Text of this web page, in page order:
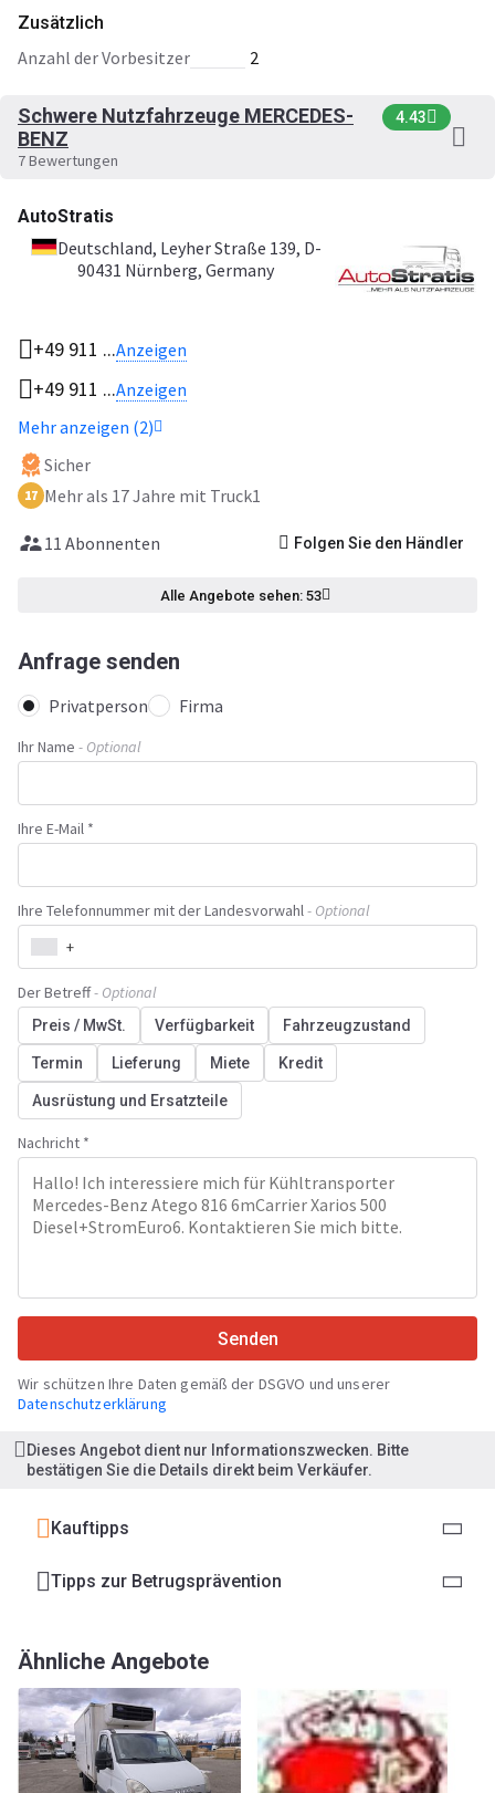
Zusätzlich
Anzahl der Vorbesitzer 2
Schwere Nutzfahrzeuge MERCEDES-
BENZ
4.43
7 Bewertungen
AutoStratis
Deutschland, Leyher Straße 139, D-
90431 Nürnberg, Germany
+49 911 ...Anzeigen
+49 911 ...Anzeigen
Mehr anzeigen (2)
Sicher
17 Mehr als 17 Jahre mit Truck1
11 Abonnenten Folgen Sie den Händler
Alle Angebote sehen: 53
Anfrage senden
Privatperson Firma
Ihr Name - Optional
Ihre E-Mail *
Ihre Telefonnummer mit der Landesvorwahl- Optional
+
Der Betreff- Optional
Preis / MwSt. Verfügbarkeit Fahrzeugzustand
Termin Lieferung Miete Kredit
Ausrüstung und Ersatzteile
Nachricht *
Senden
Wir schützen Ihre Daten gemäß der DSGVO und unserer
Datenschutzerklärung
Dieses Angebot dient nur Informationszwecken. Bitte
bestätigen Sie die Details direkt beim Verkäufer.
Kauftipps
Tipps zur Betrugsprävention
Ähnliche Angebote